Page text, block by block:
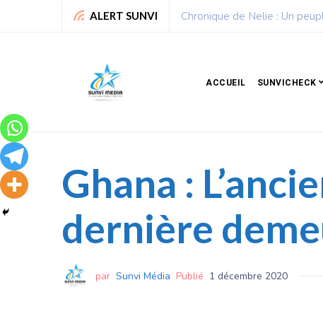
ALERT SUNVI Sport : La Fédération
ACCUEIL SUNVICHECK
Ghana :
dernière
par Sunvi Média Publié 1 décembre 2020